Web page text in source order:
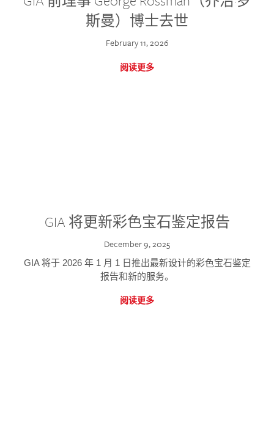
斯曼）博士去世
February 11, 2026
阅读更多
GIA 将更新彩色宝石鉴定报告
December 9, 2025
GIA 将于 2026 年 1 月 1 日推出最新设计的彩色宝石鉴定
报告和新的服务。
阅读更多